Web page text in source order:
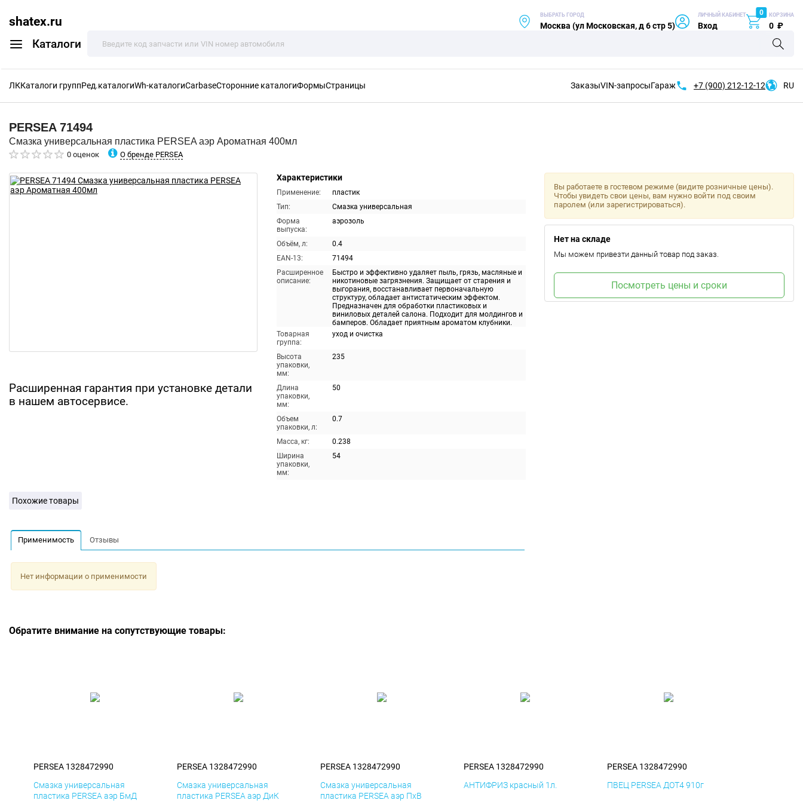
shatex.ru
Каталоги
ВЫБРАТЬ ГОРОД
Москва (ул Московская, д 6 стр 5)
ЛИЧНЫЙ КАБИНЕТ
Вход
0 КОРЗИНА
0 ₽
ЛККаталоги группРед.каталогиWh-каталогиCarbaseСторонние каталогиФормыСтраницы ЗаказыVIN-запросыГараж +7 (900) 212-12-12 RU
PERSEA 71494
Смазка универсальная пластика PERSEA аэр Ароматная 400мл
0 оценок О бренде PERSEA
Расширенная гарантия при установке детали
в нашем автосервисе.
Характеристики
Применение:
пластик
Тип:
Смазка универсальная
Форма
выпуска:
аэрозоль
Объём, л:
0.4
EAN-13:
71494
Расширенное
описание:
Быстро и эффективно удаляет пыль, грязь, масляные и
никотиновые загрязнения. Защищает от старения и
выгорания, восстанавливает первоначальную
структуру, обладает антистатическим эффектом.
Предназначен для обработки пластиковых и
виниловых деталей салона. Подходит для молдингов и
бамперов. Обладает приятным ароматом клубники.
Товарная
группа:
уход и очистка
Высота
упаковки,
мм:
235
Длина
упаковки,
мм:
50
Объем
упаковки, л:
0.7
Масса, кг:
0.238
Ширина
упаковки,
мм:
54
Вы работаете в гостевом режиме (видите розничные цены).
Чтобы увидеть свои цены, вам нужно войти под своим
паролем (или зарегистрироваться).
Нет на складе
Мы можем привезти данный товар под заказ.
Посмотреть цены и сроки
Похожие товары
Применимость Отзывы
Нет информации о применимости
Обратите внимание на сопутствующие товары:
PERSEA 1328472990
Смазка универсальная
пластика PERSEA аэр БмД
PERSEA 1328472990
Смазка универсальная
пластика PERSEA аэр ДиК
PERSEA 1328472990
Смазка универсальная
пластика PERSEA аэр ПхВ
PERSEA 1328472990
АНТИФРИЗ красный 1л.
PERSEA 1328472990
ПВЕЦ PERSEA ДОТ4 910г